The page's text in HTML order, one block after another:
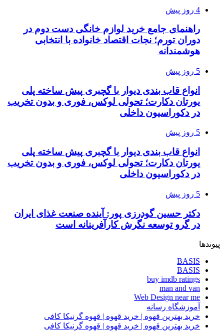
4 روز پیش
راهنمای جامع خرید لوازم خانگی دست دوم در
دوران تورم؛ نجات اقتصاد خانواده با انتخابی
هوشمندانه
5 روز پیش
انواع قاب بندی دیوار با گچبری پیش ساخته پلی
یورتان دکارت؛ تحولی لوکس، فوری و بدون تخریب
در دکوراسیون داخلی
5 روز پیش
انواع قاب بندی دیوار با گچبری پیش ساخته پلی
یورتان دکارت؛ تحولی لوکس، فوری و بدون تخریب
در دکوراسیون داخلی
5 روز پیش
دکتر حسین گودرزی پور: آینده صنعت غذای ایران
در گرو توسعه نگرش کارآفرینانه است
پیوندها
BASIS
BASIS
buy imdb ratings
man and van
Web Design near me
آموزشگاه رسانه
خرید بهترین قهوه | خرید قهوه | قهوه گرنیکا کافی
خرید بهترین قهوه | خرید قهوه | قهوه گرنیکا کافی